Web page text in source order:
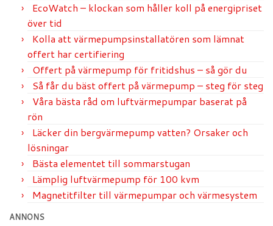
EcoWatch – klockan som håller koll på energipriset
över tid
Kolla att värmepumpsinstallatören som lämnat
offert har certifiering
Offert på värmepump för fritidshus – så gör du
Så får du bäst offert på värmepump – steg för steg
Våra bästa råd om luftvärmepumpar baserat på
rön
Läcker din bergvärmepump vatten? Orsaker och
lösningar
Bästa elementet till sommarstugan
Lämplig luftvärmepump för 100 kvm
Magnetitfilter till värmepumpar och värmesystem
ANNONS